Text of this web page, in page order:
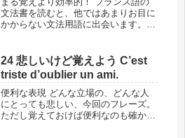
文法書を読むと、他ではあまりお目に
かからない文法用語に出会います。今
意味不明ですよね？実は私、入門期に
かなり文法書アレルギーになりまし
て、こ...
24 悲しいけど覚えよう C’est
triste d’oublier un ami.
便利な表現 どんな立場の、どんな人
にとっても悲しい、今回のフレーズ。
ただし覚えておけば便利なのも確か。